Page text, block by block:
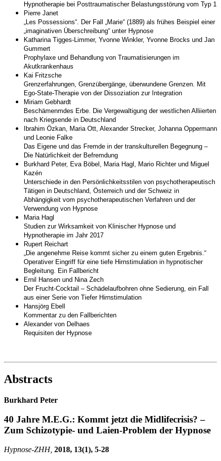
Hypnotherapie bei Posttraumatischer Belastungsstörung vom Typ 1
Pierre Janet
„Les Possessions“. Der Fall „Marie“ (1889) als frühes Beispiel einer
„imaginativen Überschreibung“ unter Hypnose
Katharina Tigges-Limmer, Yvonne Winkler, Yvonne Brocks und Jan
Gummert
Prophylaxe und Behandlung von Traumatisierungen im
Akutkrankenhaus
Kai Fritzsche
Grenzerfahrungen, Grenzübergänge, überwundene Grenzen. Mit
Ego-State-Therapie von der Dissoziation zur Integration
Miriam Gebhardt
Beschämenmdes Erbe. Die Vergewaltigung der westlichen Alliierten
nach Kriegsende in Deutschland
Ibrahim Özkan, Maria Ott, Alexander Strecker, Johanna Oppermann
und Leonie Falke
Das Eigene und das Fremde in der transkulturellen Begegnung –
Die Natürlichkeit der Befremdung
Burkhard Peter, Eva Böbel, Maria Hagl, Mario Richter und Miguel
Kazén
Unterschiede in den Persönlichkeitsstilen von psychotherapeutisch
Tätigen in Deutschland, Österreich und der Schweiz in
Abhängigkeit vom psychotherapeutischen Verfahren und der
Verwendung von Hypnose
Maria Hagl
Studien zur Wirksamkeit von Klinischer Hypnose und
Hypnotherapie im Jahr 2017
Rupert Reichart
„Die angenehme Reise kommt sicher zu einem guten Ergebnis.“
Operativer Eingriff für eine tiefe Hirnstimulation in hypnotischer
Begleitung. Ein Fallbericht
Ernil Hansen und Nina Zech
Der Frucht-Cocktail – Schädelaufbohren ohne Sedierung, ein Fall
aus einer Serie von Tiefer Hirnstimulation
Hansjörg Ebell
Kommentar zu den Fallberichten
Alexander von Delhaes
Requisiten der Hypnose
Abstracts
Burkhard Peter
40 Jahre M.E.G.: Kommt jetzt die Midlifecrisis? –
Zum Schizotypie- und Laien-Problem der Hypnose
Hypnose-ZHH, 2018, 13(1), 5-28